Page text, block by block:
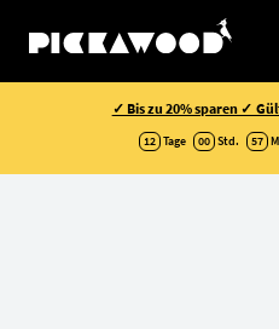
✓ Bis zu 20% sparen ✓
12 Tage 00 Std. 57